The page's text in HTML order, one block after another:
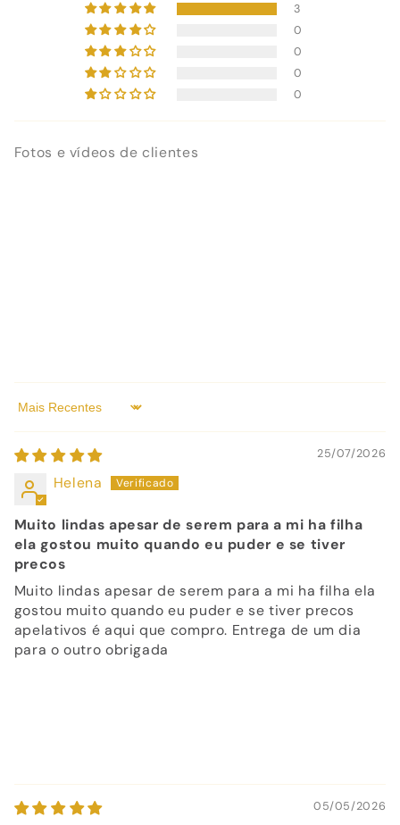
3
0
0
0
0
Fotos e vídeos de clientes
Sort by
25/07/2026
Helena
Muito lindas apesar de serem para a mi ha filha
ela gostou muito quando eu puder e se tiver
precos
Muito lindas apesar de serem para a mi ha filha ela
gostou muito quando eu puder e se tiver precos
apelativos é aqui que compro. Entrega de um dia
para o outro obrigada
05/05/2026